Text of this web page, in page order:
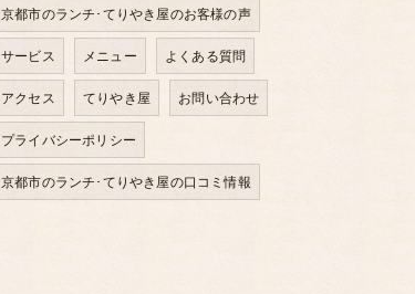
京都市のランチ･てりやき屋のお客様の声
サービス メニュー よくある質問
アクセス てりやき屋 お問い合わせ
プライバシーポリシー
京都市のランチ･てりやき屋の口コミ情報